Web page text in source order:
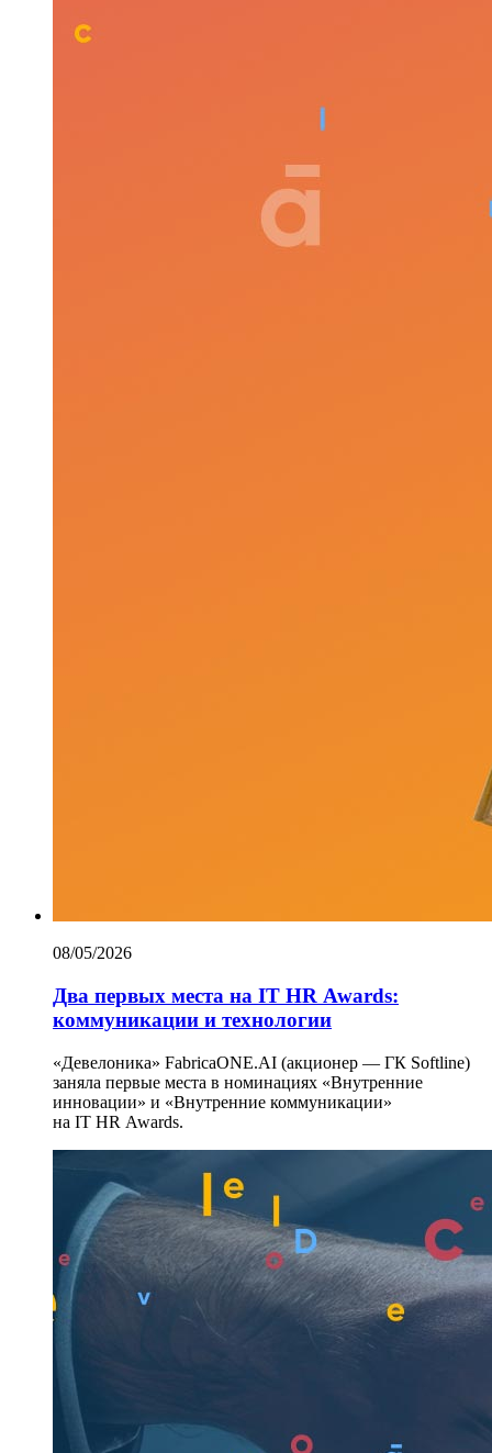
08/05/2026
Два первых места на IT HR Awards:
коммуникации и технологии
«Девелоника» FabricaONE.AI (акционер — ГК Softline)
заняла первые места в номинациях «Внутренние
инновации» и «Внутренние коммуникации»
на IT HR Awards.